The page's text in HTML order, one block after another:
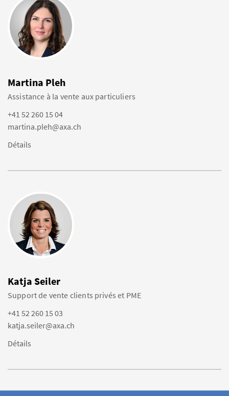
Martina Pleh
Assistance à la vente aux particuliers
+41 52 260 15 04
martina.pleh@axa.ch
Détails
Katja Seiler
Support de vente clients privés et PME
+41 52 260 15 03
katja.seiler@axa.ch
Détails